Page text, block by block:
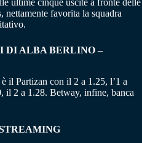
ultime cinque uscite a fronte delle
nettamente favorita la squadra
DI ALBA BERLINO –
il Partizan con il 2 a 1.25, l’1 a
il 2 a 1.28. Betway, infine, banca